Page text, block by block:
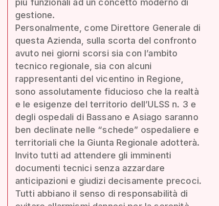
più funzionali ad un concetto moderno di
gestione.
Personalmente, come Direttore Generale di
questa Azienda, sulla scorta del confronto
avuto nei giorni scorsi sia con l’ambito
tecnico regionale, sia con alcuni
rappresentanti del vicentino in Regione,
sono assolutamente fiducioso che la realtà
e le esigenze del territorio dell’ULSS n. 3 e
degli ospedali di Bassano e Asiago saranno
ben declinate nelle “schede” ospedaliere e
territoriali che la Giunta Regionale adotterà.
Invito tutti ad attendere gli imminenti
documenti tecnici senza azzardare
anticipazioni e giudizi decisamente precoci.
Tutti abbiano il senso di responsabilità di